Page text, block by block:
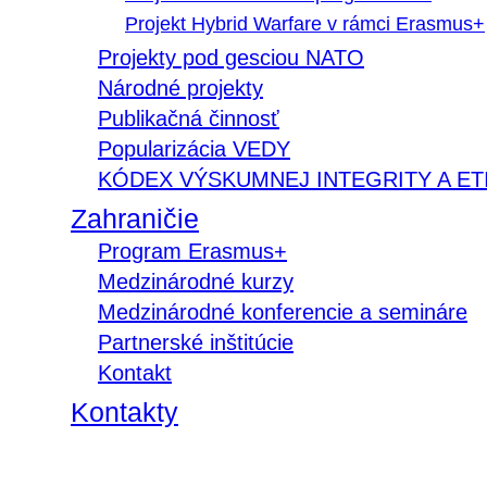
Projekt Hybrid Warfare v rámci Erasmus+
Projekty pod gesciou NATO
Národné projekty
Publikačná činnosť
Popularizácia VEDY
KÓDEX VÝSKUMNEJ INTEGRITY A
Zahraničie
Program Erasmus+
Medzinárodné kurzy
Medzinárodné konferencie a semináre
Partnerské inštitúcie
Kontakt
Kontakty